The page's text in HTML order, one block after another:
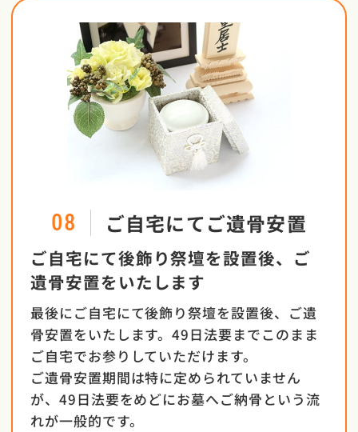
08 ご自宅にてご遺骨安置
ご自宅にて後飾り祭壇を設置後、ご
遺骨安置をいたします
最後にご自宅にて後飾り祭壇を設置後、ご遺
骨安置をいたします。49日法要までこのまま
ご自宅でお参りしていただけます。
ご遺骨安置期間は特に定められていません
が、49日法要をめどにお墓へご納骨という流
れが一般的です。